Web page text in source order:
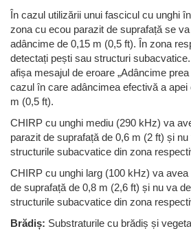
În cazul utilizării unui fascicul cu unghi
zona cu ecou parazit de suprafață se
adâncime de 0,15 m (0,5 ft). În zona
detectați pești sau structuri
afișa mesajul de eroare „Adâncime
cazul în care adâncimea efectivă a
m (0,5 ft).
CHIRP cu unghi mediu (290 kHz) va
parazit de suprafață de 0,6 m (2 ft) și
structurile subacvatice din zona
CHIRP cu unghi larg (100 kHz) va
de suprafață de 0,8 m (2,6 ft) și nu va
structurile subacvatice din zona
Brădiș: Substraturile cu brădiș și